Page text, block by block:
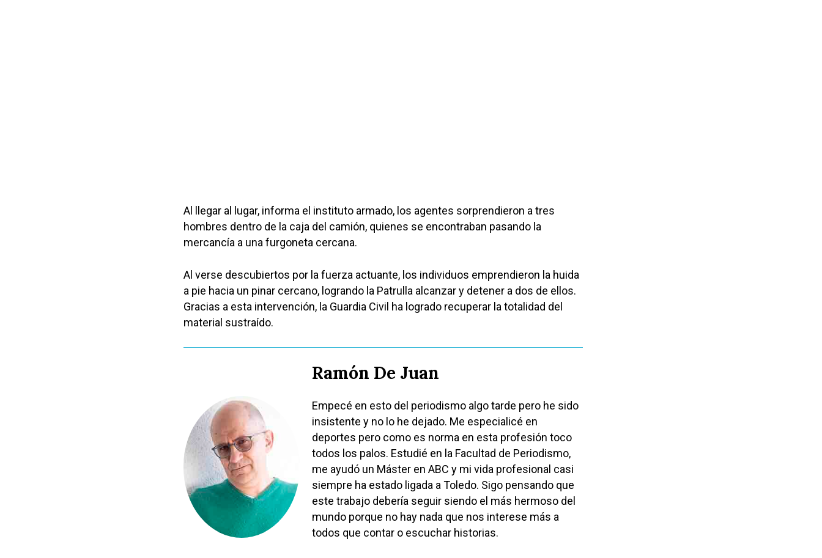
Al llegar al lugar, informa el instituto armado, los agentes sorprendieron a tres
hombres dentro de la caja del camión, quienes se encontraban pasando la
mercancía a una furgoneta cercana.
Al verse descubiertos por la fuerza actuante, los individuos emprendieron la huida
a pie hacia un pinar cercano, logrando la Patrulla alcanzar y detener a dos de ellos.
Gracias a esta intervención, la Guardia Civil ha logrado recuperar la totalidad del
material sustraído.
Ramón De Juan
Empecé en esto del periodismo algo tarde pero he sido
insistente y no lo he dejado. Me especialicé en
deportes pero como es norma en esta profesión toco
todos los palos. Estudié en la Facultad de Periodismo,
me ayudó un Máster en ABC y mi vida profesional casi
siempre ha estado ligada a Toledo. Sigo pensando que
este trabajo debería seguir siendo el más hermoso del
mundo porque no hay nada que nos interese más a
todos que contar o escuchar historias.